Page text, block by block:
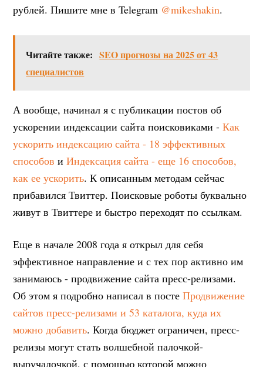
рублей. Пишите мне в Telegram @mikeshakin.
Читайте также: SEO прогнозы на 2025 от 43
специалистов
А вообще, начинал я с публикации постов об
ускорении индексации сайта поисковиками -Как
ускорить индексацию сайта - 18 эффективных
способов иИндексация сайта - еще 16 способов,
как ее ускорить. К описанным методам сейчас
прибавился Твиттер. Поисковые роботы буквально
живут в Твиттере и быстро переходят по ссылкам.
Еще в начале 2008 года я открыл для себя
эффективное направление и с тех пор активно им
занимаюсь - продвижение сайта пресс-релизами.
Об этом я подробно написал в постеПродвижение
сайтов пресс-релизами и 53 каталога, куда их
можно добавить. Когда бюджет ограничен, пресс-
релизы могут стать волшебной палочкой-
выручалочкой, с помощью которой можно